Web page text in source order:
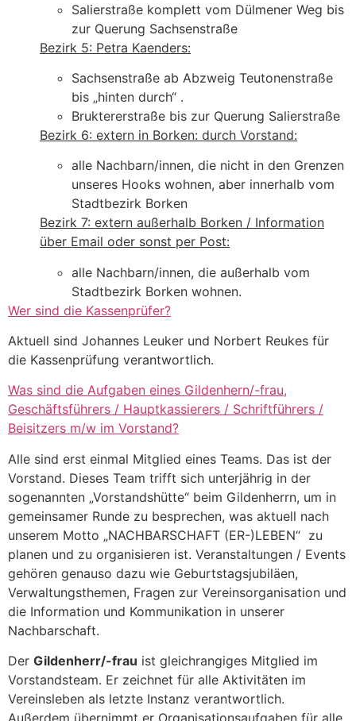
Salierstraße komplett vom Dülmener Weg bis
zur Querung Sachsenstraße
Bezirk 5: Petra Kaenders:
Sachsenstraße ab Abzweig Teutonenstraße
bis „hinten durch“ .
Bruktererstraße bis zur Querung Salierstraße
Bezirk 6: extern in Borken: durch Vorstand:
alle Nachbarn/innen, die nicht in den Grenzen
unseres Hooks wohnen, aber innerhalb vom
Stadtbezirk Borken
Bezirk 7: extern außerhalb Borken / Information
über Email oder sonst per Post:
alle Nachbarn/innen, die außerhalb vom
Stadtbezirk Borken wohnen.
Wer sind die Kassenprüfer?
Aktuell sind Johannes Leuker und Norbert Reukes für
die Kassenprüfung verantwortlich.
Was sind die Aufgaben eines Gildenhern/-frau,
Geschäftsführers / Hauptkassierers / Schriftführers /
Beisitzers m/w im Vorstand?
Alle sind erst einmal Mitglied eines Teams. Das ist der
Vorstand. Dieses Team trifft sich unterjährig in der
sogenannten „Vorstandshütte“ beim Gildenherrn, um in
gemeinsamer Runde zu besprechen, was aktuell nach
unserem Motto „NACHBARSCHAFT (ER-)LEBEN“ zu
planen und zu organisieren ist. Veranstaltungen / Events
gehören genauso dazu wie Geburtstagsjubiläen,
Verwaltungsthemen, Fragen zur Vereinsorganisation und
die Information und Kommunikation in unserer
Nachbarschaft.
Der Gildenherr/-frau ist gleichrangiges Mitglied im
Vorstandsteam. Er zeichnet für alle Aktivitäten im
Vereinsleben als letzte Instanz verantwortlich.